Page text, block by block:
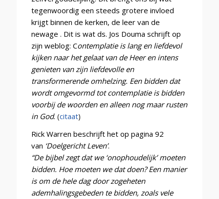
tegenwoordig een steeds grotere invloed
krijgt binnen de kerken, de leer van de
newage . Dit is wat ds. Jos Douma schrijft op
zijn weblog: Contemplatie is lang en liefdevol
kijken naar het gelaat van de Heer en intens
genieten van zijn liefdevolle en
transformerende omhelzing. Een bidden dat
wordt omgevormd tot contemplatie is bidden
voorbij de woorden en alleen nog maar rusten
in God. (citaat)
Rick Warren beschrijft het op pagina 92
van ‘Doelgericht Leven’.
“De bijbel zegt dat we ‘onophoudelijk’ moeten
bidden. Hoe moeten we dat doen? Een manier
is om de hele dag door zogeheten
ademhalingsgebeden te bidden, zoals vele